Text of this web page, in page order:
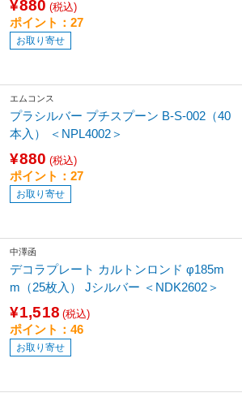
¥880 (税込)
ポイント：27
お取り寄せ
エムコンス
プラシルバー プチスプーン B-S-002（40
本入） ＜NPL4002＞
¥880 (税込)
ポイント：27
お取り寄せ
中澤函
デコラプレート カルトンロンド φ185m
m（25枚入） Jシルバー ＜NDK2602＞
¥1,518 (税込)
ポイント：46
お取り寄せ